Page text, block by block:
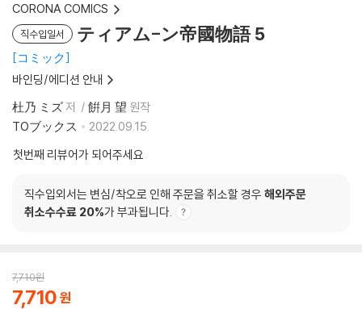
CORONA COMICS
직수입일서 ティアム-ン帝國物語 5
コミック
바인딩/에디션 안내
杜乃 ミズ저 餠月 望 원작
TOブックス
2022.09.15.
첫번째 리뷰어가 되어주세요
직수입외서는 변심/착오로 인해 주문을 취소할 경우 해외주문
취소수수료 20%가 부과됩니다.
7,710원
7,710